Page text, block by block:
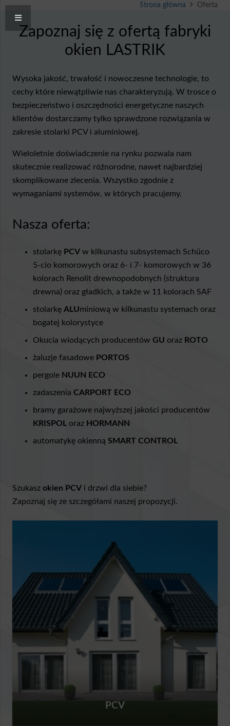
Strona główna Oferta
Zapoznaj się z ofertą fabryki
okien LASTRIK
Wysoka jakość, trwałość i nowoczesne technologie, to
cechy które niewątpliwie nas charakteryzują. W trosce o
bezpieczeństwo i oszczędności energetyczne naszych
klientów dostarczamy tylko sprawdzone rozwiązania w
zakresie stolarki PCV i aluminiowej.
Wieloletnie doświadczenie na rynku pozwala nam
skutecznie realizować różnorodne, nawet najbardziej
skomplikowane zlecenia. Wszystko zgodnie z
wymaganiami systemów, w których pracujemy.
Nasza oferta:
stolarkę PCV w kilkunastu subsystemach Schüco
5-cio komorowych oraz 6- i 7- komorowych w 36
kolorach Renolit drewnopodobnych (struktura
drewna) oraz gładkich, a także w 11 kolorach SAF
stolarkę ALUminiową w kilkunastu systemach oraz
bogatej kolorystyce
Okucia wiodących producentów GU oraz ROTO
żaluzje fasadowe PORTOS
pergole NUUN ECO
zadaszenia CARPORT ECO
bramy garażowe najwyższej jakości producentów
KRISPOL oraz HORMANN
automatykę okienną SMART CONTROL
Szukasz okien PCV i drzwi dla siebie?
Zapoznaj się ze szczegółami naszej propozycji.
PCV